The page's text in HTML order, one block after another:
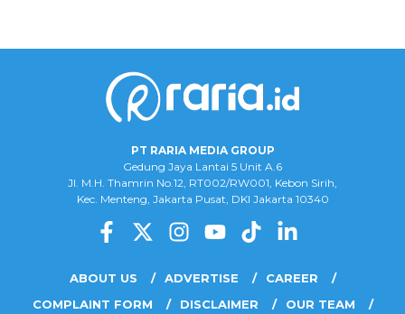
PT RARIA MEDIA GROUP
Gedung Jaya Lantai 5 Unit A.6
Jl. M.H. Thamrin No.12, RT002/RW001, Kebon Sirih,
Kec. Menteng, Jakarta Pusat, DKI Jakarta 10340
ABOUT US ADVERTISE
CAREER
COMPLAINT FORM
DISCLAIMER
OUR TEAM